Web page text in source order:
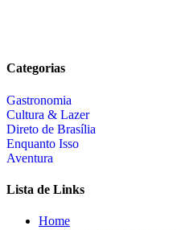
Categorias
Gastronomia
Cultura & Lazer
Direto de Brasília
Enquanto Isso
Aventura
Lista de Links
Home